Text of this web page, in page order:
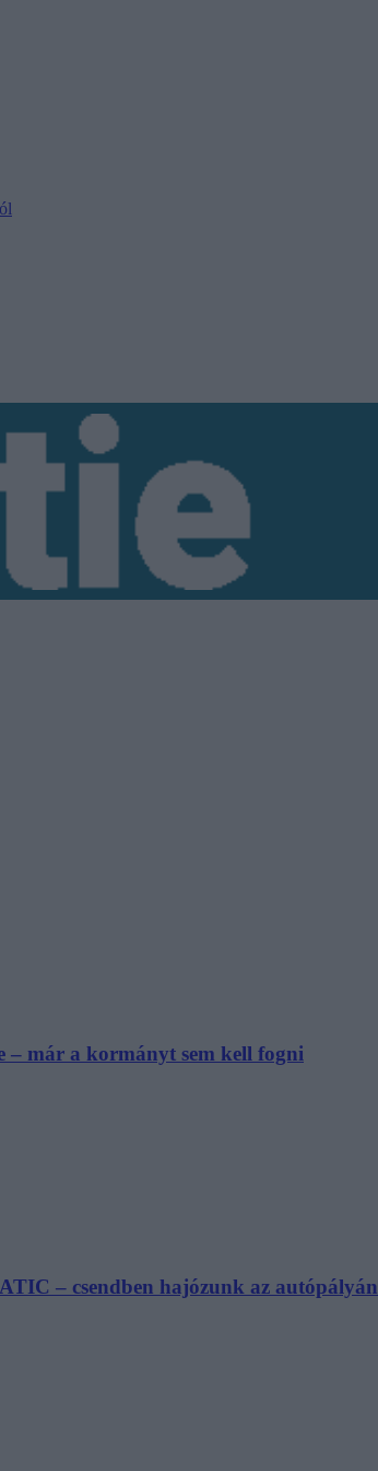
– már a kormányt sem kell fogni
– csendben hajózunk az autópályán